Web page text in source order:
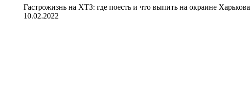
Гастрожизнь на ХТЗ: где поесть и что выпить на окраине Харькова
10.02.2022